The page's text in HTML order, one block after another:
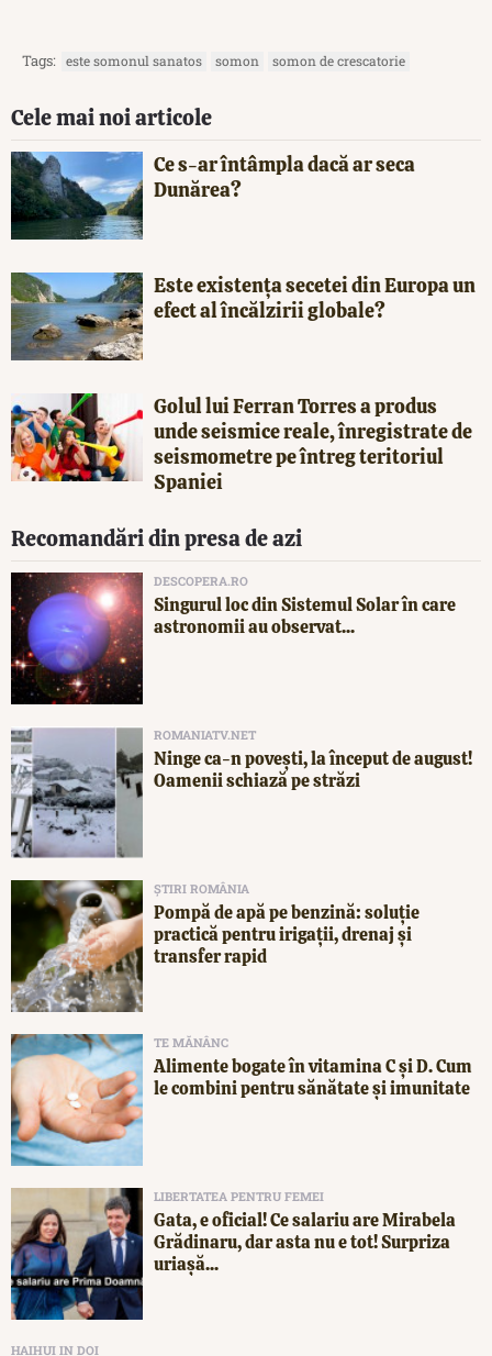
Tags: este somonul sanatos somon somon de crescatorie
Cele mai noi articole
Ce s-ar întâmpla dacă ar seca
Dunărea?
Este existența secetei din Europa un
efect al încălzirii globale?
Golul lui Ferran Torres a produs
unde seismice reale, înregistrate de
seismometre pe întreg teritoriul
Spaniei
Recomandări din presa de azi
DESCOPERA.RO
Singurul loc din Sistemul Solar în care
astronomii au observat...
ROMANIATV.NET
Ninge ca-n povești, la început de august!
Oamenii schiază pe străzi
ȘTIRI ROMÂNIA
Pompă de apă pe benzină: soluție
practică pentru irigații, drenaj și
transfer rapid
TE MĂNÂNC
Alimente bogate în vitamina C și D. Cum
le combini pentru sănătate și imunitate
LIBERTATEA PENTRU FEMEI
Gata, e oficial! Ce salariu are Mirabela
Grădinaru, dar asta nu e tot! Surpriza
uriașă...
HAIHUI IN DOI